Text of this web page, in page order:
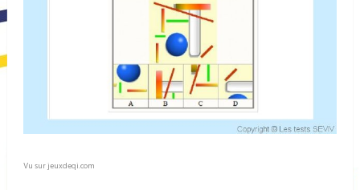
Vu sur jeuxdeqi.com